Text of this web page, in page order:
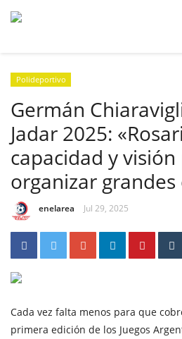
Polideportivo
Germán
Jadar 2025:
capacidad y visión
organizar grandes
enelarea Jul 29, 2025
Cada vez falta menos para que
primera edición de los Juegos